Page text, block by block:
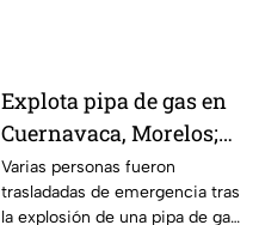
Explota pipa de gas en
Cuernavaca, Morelos;
se reportan más de 20
personas con
Varias personas fueron
trasladadas de emergencia tras
la explosión de una pipa de gas